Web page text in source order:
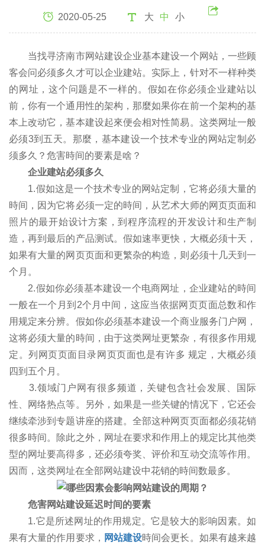
2020-05-25 大 中 小
当找寻济南市网站建设企业基本建设一个网站，一些顾
客会问必须多久才可以企业建站。实际上，针对不一样种类
的网址，这个问题是不一样的。假如在你必须企业建站以
前，你有一个通用性的架构，那麼如果你在前一个架构的基
本上改动它，基本建设起來便会相对性简易。这类网址一般
必须3到五天。那麼，基本建设一个技术专业的网站定制必
须多久？危害時间的要素是啥？
企业建站必须多久
1.假如这是一个技术专业的网站定制，它将必须大量的
時间，因为它将必须一定的時间，从艺术大师的网页页面和
照片的最开始设计方案，到程序流程的开发设计和生产制
造，再到最后的产品测试。假如速率更快，大概必须十天，
如果有大量的网页页面和更繁杂的构造，则必须十几天到一
个月。
2.假如你必须基本建设一个电商网址，企业建站的時间
一般在一个月到2个月中间，这应当依据网页页面总数和作
用规定来分辨。假如你必须基本建设一个商业服务门户网，
这将必须大量的時间，由于这类网址更繁杂，有很多作用规
定。列网页页面目录网页页面也是有许多 规定，大概必须
四到五个月。
3.领域门户网有很多频道，关键包含社会发展、国际
性、网络热点等。另外，如果是一些关键的情况下，它还会
继续牵涉到专题讲座的搭建。全部这种网页页面都必须花销
很多時间。除此之外，网址在要求和作用上的规定比其他类
型的网址要高得多，还必须夸奖、评价和互动交流等作用。
因而，这类网址在全部网站建设中花销的時间数最多。
危害网站建设延迟时间的要素
1.它是所述网址的作用规定。它是较大的影响因素。如
果有大量的作用要求， 网站建设時间会更长。如果有越来越